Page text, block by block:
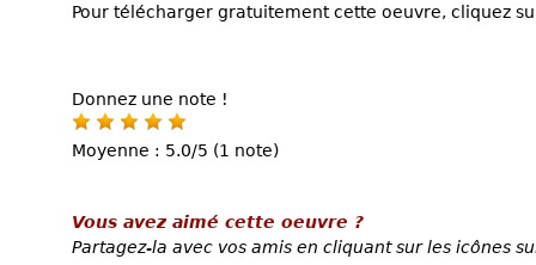
Pour télécharger gratuitement cette oeuvre, cliquez
Donnez une note !
Moyenne : 5.0/5 (1 note)
Vous avez aimé cette oeuvre ?
Partagez-la avec vos amis en cliquant sur les icônes